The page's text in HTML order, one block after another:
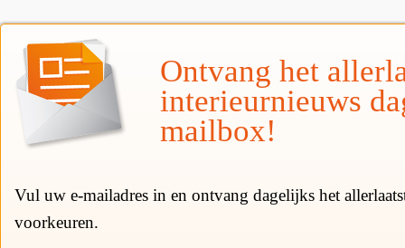
Ontvang het
interieurnieuws
mailbox!
Vul uw e-mailadres in en ontvang dagelijks het
voorkeuren.